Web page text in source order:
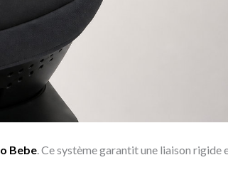
Bebe. Ce système garantit une liaison rigide